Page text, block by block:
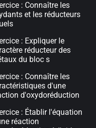
: Connaître les
et les réducteurs
: Expliquer le
réducteur des
du bloc s
: Connaître les
d'une
d'oxydoréduction
: Établir l'équation
réaction